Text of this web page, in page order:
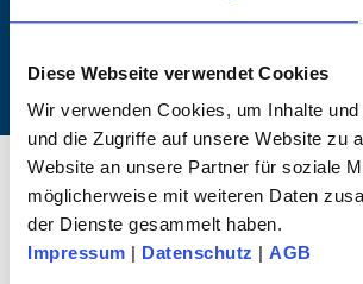
Diese Webseite verwendet Cookies
Wir verwenden Cookies, um Inhalte
und die Zugriffe auf unsere Website zu
Website an unsere Partner für soziale
möglicherweise mit weiteren Daten
der Dienste gesammelt haben.
Impressum | Datenschutz | AGB
© 2025 dk FIXIERSYSTEME GmbH & Co KG –